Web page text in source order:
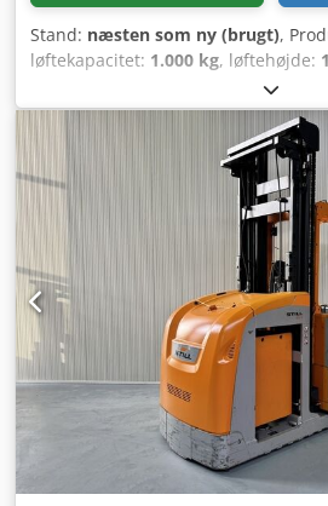
Stand: næsten som ny (brugt),
løftekapacitet: 1.000 kg, løftehøjde:
,
brændstoftype:elektrisk,
model: TOYOTA OSE 100 Mast:
Kategori: Brugt Mastetype: 2W
Løftehøjde: 1880 mm Kapacitet:
1200 mm Plukke højde: 2800 mm
Initialisering: Ja Kabinebredde: 800
Timer: 3102 timer Kapacitet: 24V /
med sikkerhedsport !!